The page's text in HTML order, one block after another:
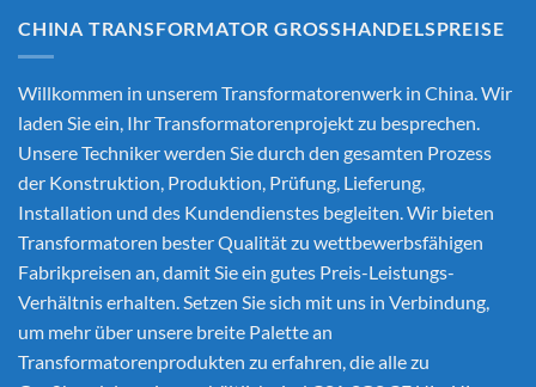
CHINA TRANSFORMATOR GROSSHANDELSPREISE
Willkommen in unserem Transformatorenwerk in China. Wir
laden Sie ein, Ihr Transformatorenprojekt zu besprechen.
Unsere Techniker werden Sie durch den gesamten Prozess
der Konstruktion, Produktion, Prüfung, Lieferung,
Installation und des Kundendienstes begleiten. Wir bieten
Transformatoren bester Qualität zu wettbewerbsfähigen
Fabrikpreisen an, damit Sie ein gutes Preis-Leistungs-
Verhältnis erhalten. Setzen Sie sich mit uns in Verbindung,
um mehr über unsere breite Palette an
Transformatorenprodukten zu erfahren, die alle zu